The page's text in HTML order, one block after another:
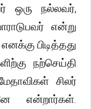
ஒரு நல்லவர்,
என்று
பிடித்தது
நற்செய்தி
சிலர்
என்றார்கள்.